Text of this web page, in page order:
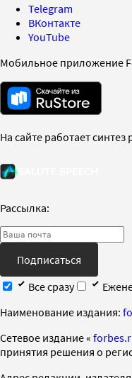
Telegram
ВКонтакте
YouTube
Мобильное приложение
На сайте работает синтез
Рассылка:
Подписаться
Все сразу
Наименование издания:
Cетевое издание «
принятия решения о